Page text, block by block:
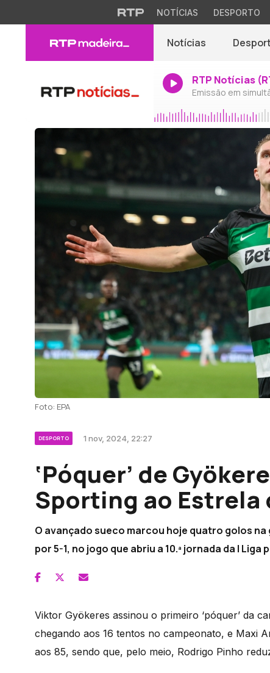
NOTÍCIAS DESPORTO
Notícias
RTP Notícias
Emissão em
Foto: EPA
DESPORTO 1 nov, 2024, 22:27
‘Póquer’ de
Sporting ao Estrela
O avançado sueco marcou hoje quatro golos
por 5-1, no jogo que abriu a 10.ª jornada da I
Viktor Gyökeres assinou o primeiro ‘póquer’ da
chegando aos 16 tentos no campeonato, e Maxi
aos 85, sendo que, pelo meio, Rodrigo Pinho